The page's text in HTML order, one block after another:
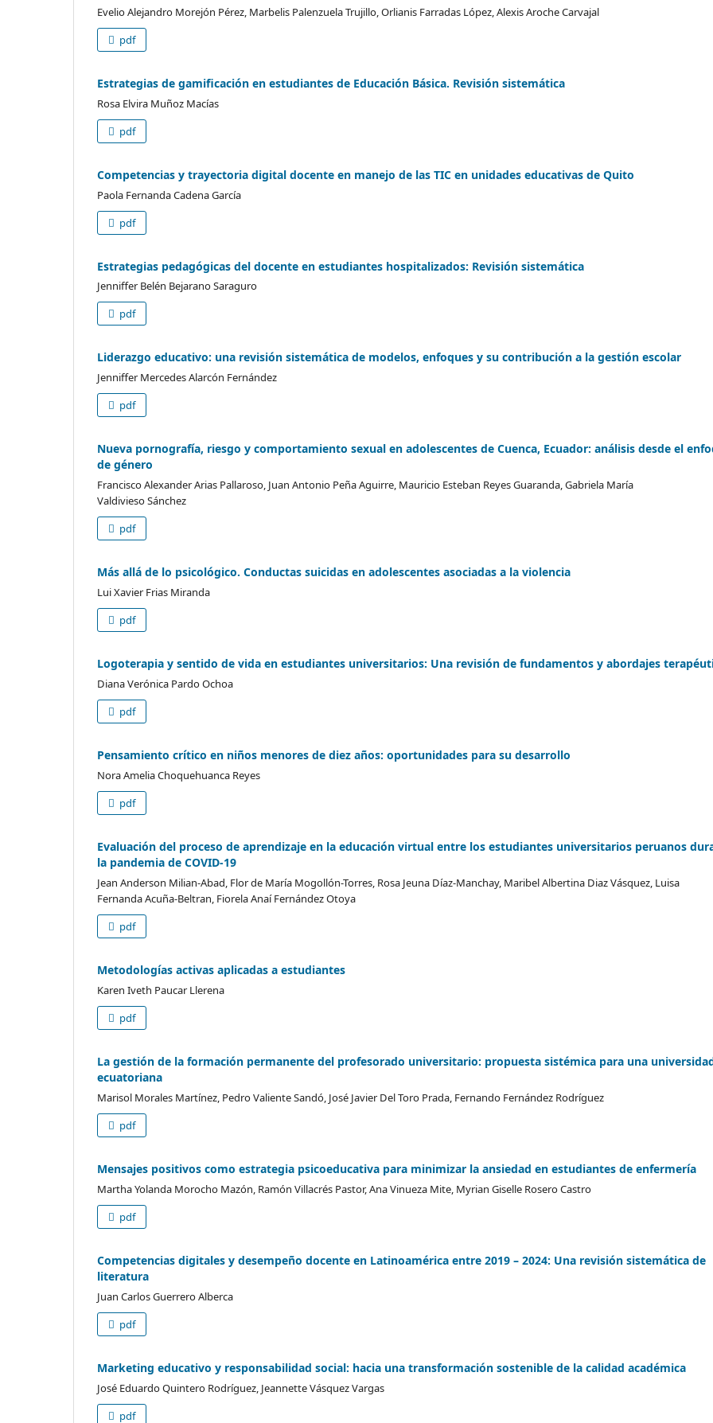
Evelio Alejandro Morejón Pérez, Marbelis Palenzuela Trujillo, Orlianis Farradas López, Alexis Aroche Carvajal
pdf
Estrategias de gamificación en estudiantes de Educación Básica. Revisión sistemática
Rosa Elvira Muñoz Macías
pdf
Competencias y trayectoria digital docente en manejo de las TIC en unidades educativas de Quito
Paola Fernanda Cadena García
pdf
Estrategias pedagógicas del docente en estudiantes hospitalizados: Revisión sistemática
Jenniffer Belén Bejarano Saraguro
pdf
Liderazgo educativo: una revisión sistemática de modelos, enfoques y su contribución a la gestión escolar
Jenniffer Mercedes Alarcón Fernández
pdf
Nueva pornografía, riesgo y comportamiento sexual en adolescentes de Cuenca, Ecuador: análisis desde el
de género
Francisco Alexander Arias Pallaroso, Juan Antonio Peña Aguirre, Mauricio Esteban Reyes Guaranda, Gabriela María
Valdivieso Sánchez
pdf
Más allá de lo psicológico. Conductas suicidas en adolescentes asociadas a la violencia
Lui Xavier Frias Miranda
pdf
Logoterapia y sentido de vida en estudiantes universitarios: Una revisión de fundamentos y abordajes
Diana Verónica Pardo Ochoa
pdf
Pensamiento crítico en niños menores de diez años: oportunidades para su desarrollo
Nora Amelia Choquehuanca Reyes
pdf
Evaluación del proceso de aprendizaje en la educación virtual entre los estudiantes universitarios peruanos
la pandemia de COVID-19
Jean Anderson Milian-Abad, Flor de María Mogollón-Torres, Rosa Jeuna Díaz-Manchay, Maribel Albertina Diaz Vásquez, Luisa
Fernanda Acuña-Beltran, Fiorela Anaí Fernández Otoya
pdf
Metodologías activas aplicadas a estudiantes
Karen Iveth Paucar Llerena
pdf
La gestión de la formación permanente del profesorado universitario: propuesta sistémica para una
ecuatoriana
Marisol Morales Martínez, Pedro Valiente Sandó, José Javier Del Toro Prada, Fernando Fernández Rodríguez
pdf
Mensajes positivos como estrategia psicoeducativa para minimizar la ansiedad en estudiantes de enfermería
Martha Yolanda Morocho Mazón, Ramón Villacrés Pastor, Ana Vinueza Mite, Myrian Giselle Rosero Castro
pdf
Competencias digitales y desempeño docente en Latinoamérica entre 2019 – 2024: Una revisión sistemática de
literatura
Juan Carlos Guerrero Alberca
pdf
Marketing educativo y responsabilidad social: hacia una transformación sostenible de la calidad académica
José Eduardo Quintero Rodríguez, Jeannette Vásquez Vargas
pdf